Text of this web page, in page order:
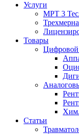
Услуги
МРТ 3
Товары
Цифровой
Статьи